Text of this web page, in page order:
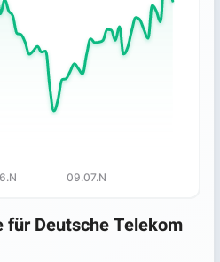
categories.
displaying values. Data ranges
09.07.N
für Deutsche Telekom